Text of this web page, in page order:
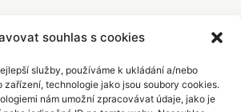
souhlas s cookies
služby, používáme k ukládání a/nebo
zařízení, technologie jako jsou soubory cookies.
nám umožní zpracovávat údaje, jako je